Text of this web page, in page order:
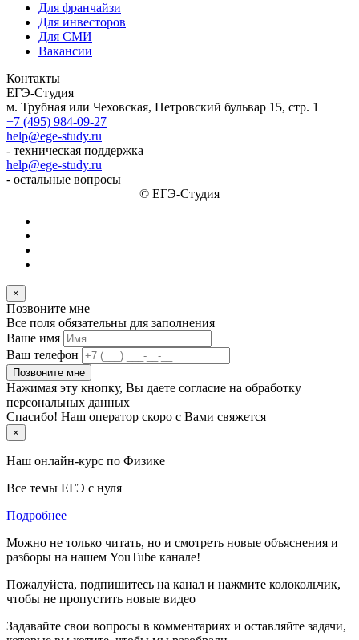
Для франчайзи
Для инвесторов
Для СМИ
Вакансии
Контакты
ЕГЭ-Студия
м. Трубная или Чеховская, Петровский бульвар 15, стр. 1
+7 (495) 984-09-27
help@ege-study.ru
- техническая поддержка
help@ege-study.ru
- остальные вопросы
© ЕГЭ-Студия
×
Позвоните мне
Все поля обязательны для заполнения
Ваше имя
Ваш телефон
Позвоните мне
Нажимая эту кнопку, Вы даете согласие на обработку
персональных данных
Спасибо! Наш оператор скоро с Вами свяжется
×
Наш онлайн-курс по Физике
Все темы ЕГЭ с нуля
Подробнее
Можно не только читать, но и смотреть новые объяснения и
разборы на нашем YouTube канале!
Пожалуйста, подпишитесь на канал и нажмите колокольчик,
чтобы не пропустить новые видео
Задавайте свои вопросы в комментариях и оставляйте задачи,